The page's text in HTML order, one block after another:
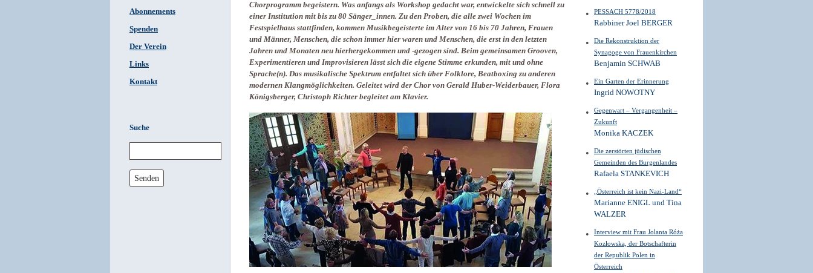
Abonnements
Spenden
Der Verein
Links
Kontakt
Suche
Senden
Chorprogramm begeistern. Was anfangs als Workshop gedacht war, entwickelte sich schnell zu
einer Institution mit bis zu 80 Sänger_innen. Zu den Proben, die alle zwei Wochen im
Festspielhaus stattfinden, kommen Musikbegeisterte im Alter von 16 bis 70 Jahren, Frauen
und Männer, Menschen, die schon immer hier waren und Menschen, die erst in den letzten
Jahren und Monaten neu hierhergekommen und -gezogen sind. Beim gemeinsamen Grooven,
Experimentieren und Improvisieren lässt sich die eigene Stimme erkunden, mit und ohne
Sprache(n). Das musikalische Spektrum entfaltet sich über Folklore, Beatboxing zu anderen
modernen Klangmöglichkeiten. Geleitet wird der Chor von Gerald Huber-Weiderbauer, Flora
Königsberger, Christoph Richter begleitet am Klavier.
PESSACH 5778/2018
Rabbiner Joel BERGER
Die Rekonstruktion der
Synagoge von Frauenkirchen
Benjamin SCHWAB
Ein Garten der Erinnerung
Ingrid NOWOTNY
Gegenwart – Vergangenheit –
Zukunft
Monika KACZEK
Die zerstörten jüdischen
Gemeinden des Burgenlandes
Rafaela STANKEVICH
„Österreich ist kein Nazi-Land“
Marianne ENIGL und Tina
WALZER
Interview mit Frau Jolanta Róża
Kozłowska, der Botschafterin
der Republik Polen in
Österreich